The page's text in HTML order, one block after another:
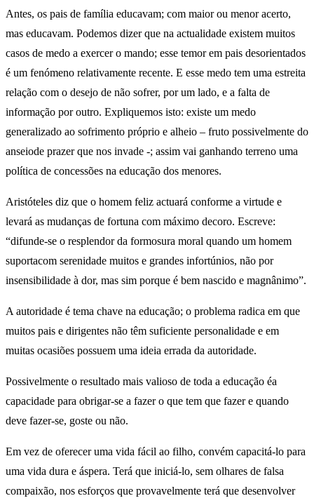
Antes, os pais de família educavam; com maior ou menor acerto,
mas educavam. Podemos dizer que na actualidade existem muitos
casos de medo a exercer o mando; esse temor em pais desorientados
é um fenómeno relativamente recente. E esse medo tem uma estreita
relação com o desejo de não sofrer, por um lado, e a falta de
informação por outro. Expliquemos isto: existe um medo
generalizado ao sofrimento próprio e alheio – fruto possivelmente do
anseiode prazer que nos invade -; assim vai ganhando terreno uma
política de concessões na educação dos menores.
Aristóteles diz que o homem feliz actuará conforme a virtude e
levará as mudanças de fortuna com máximo decoro. Escreve:
“difunde-se o resplendor da formosura moral quando um homem
suportacom serenidade muitos e grandes infortúnios, não por
insensibilidade à dor, mas sim porque é bem nascido e magnânimo”.
A autoridade é tema chave na educação; o problema radica em que
muitos pais e dirigentes não têm suficiente personalidade e em
muitas ocasiões possuem uma ideia errada da autoridade.
Possivelmente o resultado mais valioso de toda a educação éa
capacidade para obrigar-se a fazer o que tem que fazer e quando
deve fazer-se, goste ou não.
Em vez de oferecer uma vida fácil ao filho, convém capacitá-lo para
uma vida dura e áspera. Terá que iniciá-lo, sem olhares de falsa
compaixão, nos esforços que provavelmente terá que desenvolver